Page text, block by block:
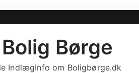
Bolig Børge
IndlægInfo om Boligbørge.dk